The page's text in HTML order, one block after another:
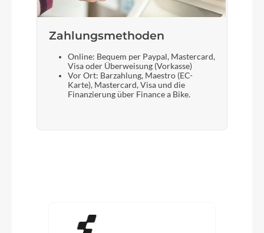
Zahlungsmethoden
Online: Bequem per Paypal, Mastercard,
Visa oder Überweisung (Vorkasse)
Vor Ort: Barzahlung, Maestro (EC-
Karte), Mastercard, Visa und die
Finanzierung über Finance a Bike.